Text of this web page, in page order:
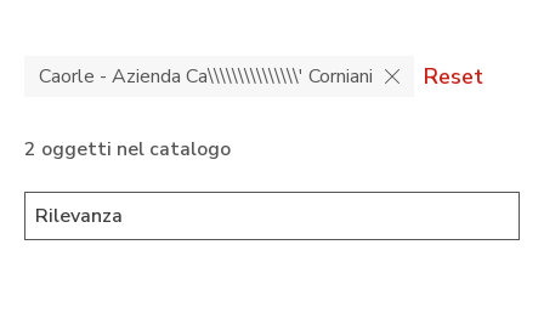
Caorle - Azienda Ca\\\\\\\\\\\\\\\' Corniani Reset
2 oggetti nel catalogo